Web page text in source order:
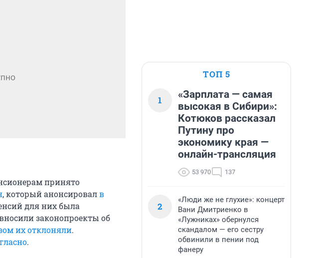
принято
, который анонсировалв
для них была
законопроекты об
их отклоняли.
.
ТОП 5
1
«Зарплата — самая
высокая в Сибири»:
Котюков рассказал
Путину про
экономику края —
онлайн-трансляция
53 970 137
2
«Люди же не глухие»: концерт
Вани Дмитриенко в
«Лужниках» обернулся
скандалом — его сестру
обвинили в пении под
фанеру